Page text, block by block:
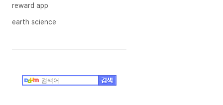
reward app
earth science